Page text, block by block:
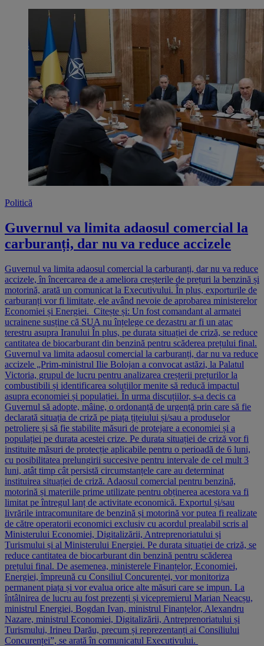
Politică
Guvernul va limita adaosul comercial la
carburanți, dar nu va reduce accizele
Guvernul va limita adaosul comercial la carburanți, dar nu va reduce
accizele, în încercarea de a ameliora creșterile de prețuri la benzină și
motorină, arată un comunicat la Executivului. În plus, exporturile de
carburanți vor fi limitate, ele având nevoie de aprobarea ministerelor
Economiei și Energiei. Citește și: Un fost comandant al armatei
ucrainene susține că SUA nu înțelege ce dezastru ar fi un atac
terestru asupra Iranului În plus, pe durata situației de criză, se reduce
cantitatea de biocarburant din benzină pentru scăderea prețului final.
Guvernul va limita adaosul comercial la carburanți, dar nu va reduce
accizele „Prim-ministrul Ilie Bolojan a convocat astăzi, la Palatul
Victoria, grupul de lucru pentru analizarea creșterii prețurilor la
combustibili și identificarea soluțiilor menite să reducă impactul
asupra economiei și populației. În urma discuțiilor, s-a decis ca
Guvernul să adopte, mâine, o ordonanță de urgență prin care să fie
declarată situația de criză pe piața țițeiului și/sau a produselor
petroliere și să fie stabilite măsuri de protejare a economiei și a
populației pe durata acestei crize. Pe durata situației de criză vor fi
instituite măsuri de protecție aplicabile pentru o perioadă de 6 luni,
cu posibilitatea prelungirii succesive pentru intervale de cel mult 3
luni, atât timp cât persistă circumstanțele care au determinat
instituirea situației de criză. Adaosul comercial pentru benzină,
motorină și materiile prime utilizate pentru obținerea acestora va fi
limitat pe întregul lanț de activitate economică. Exportul și/sau
livrările intracomunitare de benzină și motorină vor putea fi realizate
de către operatorii economici exclusiv cu acordul prealabil scris al
Ministerului Economiei, Digitalizării, Antreprenoriatului și
Turismului și al Ministerului Energiei. Pe durata situației de criză, se
reduce cantitatea de biocarburant din benzină pentru scăderea
prețului final. De asemenea, ministerele Finanțelor, Economiei,
Energiei, împreună cu Consiliul Concurenței, vor monitoriza
permanent piața și vor evalua orice alte măsuri care se impun. La
întâlnirea de lucru au fost prezenți și vicepremierul Marian Neacșu,
ministrul Energiei, Bogdan Ivan, ministrul Finanțelor, Alexandru
Nazare, ministrul Economiei, Digitalizării, Antreprenoriatului și
Turismului, Irineu Darău, precum și reprezentanți ai Consiliului
Concurenței”, se arată în comunicatul Executivului.